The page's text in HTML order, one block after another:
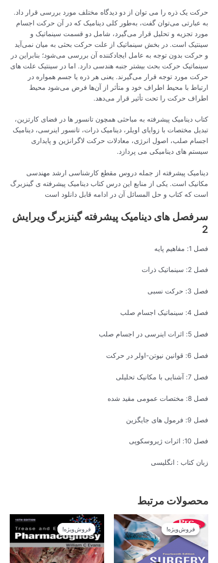
حرکت یک ذره را می توان از دو دیدگاه مختلف مورد بررسی قرار داد.
به عبارتی می‌توان گفت، به‌طور کلی دینامیک که در آن حرکت اجسام
مورد تجزیه و تحلیل قرار می‌گیرد، شامل دو قسمت سینماتیک و
سینتیک است. در بخش سینماتیک از علت حرکت بحثی به میان نمی‌آید
و حرکت بدون توجه به عامل ایجادکننده آن بررسی می‌شود؛ بنابراین در
سینماتیک حرکت بحث بیشتر جنبه هندسی دارد. اما در سینتیک علت های
حرکت مورد توجه قرار می‌گیرند. یعنی هر ذره یا جسم همواره در
ارتباط با محیط اطراف خود و متأثر از آن‌ها فرض می‌شود محیط
اطراف حرکت را تحت تأثیر قرار می‌دهد.
کتاب دینامیک پیشرفته به مباحثی همچون تانسور ها در فضای کارتزین،
تبدیل مختصات با زوایای اویلر، دینامیک ذرات، تانسور اینرسی، دینامیک
اجسام صلب، اصول انرژی، معادلات حرکت لاگرانژین و پایداری
سیستم های دینامیکی می پردازد.
دینامیک پیشرفته از جمله دروس مقطع کارشناسی ارشد مهندسی
مکانیک است. یکی از منابع این درس کتاب دینامیک پیشرفته ی گینزبرگ
است که کتاب و حل المسائل آن در ادامه قابل دانلود است
سرفصل های دینامیک پیشرفته گینزبرگ ویرایش
2
فصل 1: مفاهیم پایه
فصل 2: سینماتیک ذرات
فصل 3: حرکت نسبی
فصل 4: سینماتیک اجسام صلب
فصل 5: اثرات اینرسی در اجسام صلب
فصل 6: قوانین نیوتن-اولر در حرکت
فصل 7: آشنایی با مکانیک تحلیلی
فصل 8: مختصات عمومی مقید شده
فصل 9: فرمول های جایگزین
فصل 10: اثرات ژیروسکوپی
زبان کتاب : انگلیسی
محصولات مرتبط
فروش‌ویژه!
فروش‌ویژه!
قیمت
اصلی
14.900تومان
بود.
قیمت
فعلی
13.410تومان
است.
فروش‌ویژه!
فروش‌ویژه!
اصلی
14.900تومان
بود.
قیمت
13.410تومان
است.